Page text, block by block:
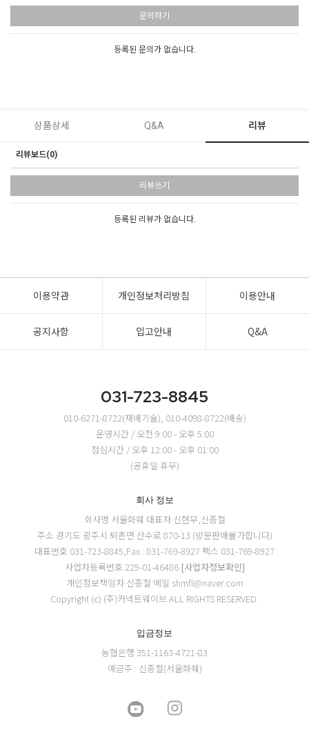
문의하기
등록된 문의가 없습니다.
상품상세 Q&A 리뷰
리뷰보드(0)
리뷰쓰기
등록된 리뷰가 없습니다.
이용약관 개인정보처리방침 이용안내
공지사항 입고안내 Q&A
031-723-8845
010-6271-8722(재배기술), 010-4098-8722(배송)
운영시간 / 오전 9:00 - 오후 5:00
점심시간 / 오후 12:00 - 오후 01:00
(공휴일 휴무)
회사 정보
회사명 서울화훼 대표자 신현무,신종철
주소 경기도 광주시 퇴촌면 산수로 870-13 (방문판매불가합니다)
대표번호 031-723-8845,Fax : 031-769-8927 팩스 031-769-8927
사업자등록번호 229-01-46486 [사업자정보확인]
개인정보책임자 신종철 메일 shmfl@naver.com
Copyright (c) (주)커넥트웨이브 ALL RIGHTS RESERVED.
입금정보
농협은행 351-1163-4721-83
예금주 : 신종철(서울화훼)